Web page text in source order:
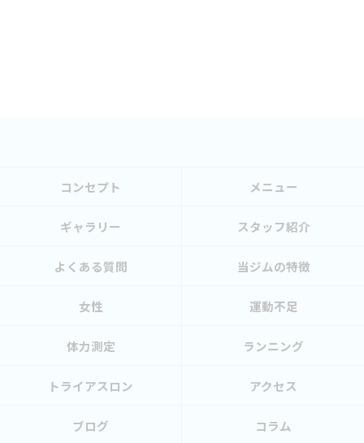
コンセプト メニュー
ギャラリー スタッフ紹介
よくある質問 当ジムの特徴
女性 運動不足
体力測定 ランニング
トライアスロン アクセス
ブログ コラム